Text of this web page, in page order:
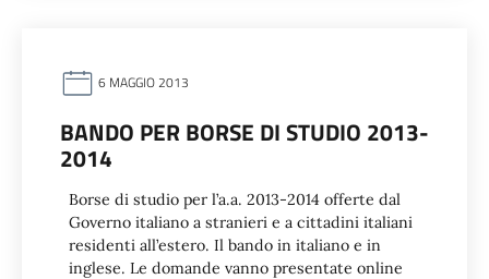
6 MAGGIO 2013
BANDO PER BORSE DI STUDIO 2013-
2014
Borse di studio per l’a.a. 2013-2014 offerte dal
Governo italiano a stranieri e a cittadini italiani
residenti all’estero. Il bando in italiano e in
inglese. Le domande vanno presentate online